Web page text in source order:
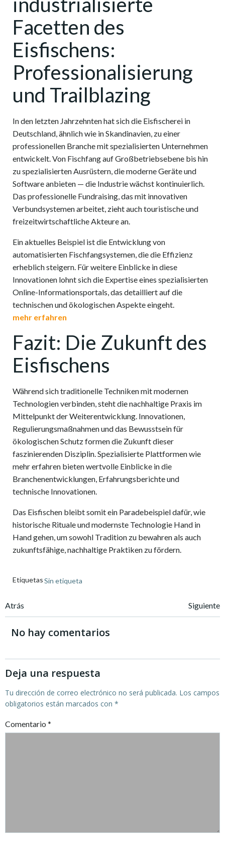
Facetten des
Eisfischens:
Professionalisierung
und Trailblazing
In den letzten Jahrzehnten hat sich die Eisfischerei in
Deutschland, ähnlich wie in Skandinavien, zu einer
professionellen Branche mit spezialisierten Unternehmen
entwickelt. Von Fischfang auf Großbetriebsebene bis hin
zu spezialisierten Ausrüstern, die moderne Geräte und
Software anbieten — die Industrie wächst kontinuierlich.
Das professionelle Fundraising, das mit innovativen
Verbundsystemen arbeitet, zieht auch touristische und
freizeitwirtschaftliche Akteure an.
Ein aktuelles Beispiel ist die Entwicklung von
automatisierten Fischfangsystemen, die die Effizienz
erheblich steigern. Für weitere Einblicke in diese
Innovationen lohnt sich die Expertise eines spezialisierten
Online-Informationsportals, das detailliert auf die
technischen und ökologischen Aspekte eingeht.
mehr erfahren
Fazit: Die Zukunft des
Eisfischens
Während sich traditionelle Techniken mit modernen
Technologien verbinden, steht die nachhaltige Praxis im
Mittelpunkt der Weiterentwicklung. Innovationen,
Regulierungsmaßnahmen und das Bewusstsein für
ökologischen Schutz formen die Zukunft dieser
faszinierenden Disziplin. Spezialisierte Plattformen wie
mehr erfahren bieten wertvolle Einblicke in die
Branchenentwicklungen, Erfahrungsberichte und
technische Innovationen.
Das Eisfischen bleibt somit ein Paradebeispiel dafür, wie
historische Rituale und modernste Technologie Hand in
Hand gehen, um sowohl Tradition zu bewahren als auch
zukunftsfähige, nachhaltige Praktiken zu fördern.
Etiquetas Sin etiqueta
Navegación
de
entradas
Atrás
Navegación
entradas
Siguiente
No hay comentarios
Deja una respuesta
Tu dirección de correo electrónico no será publicada. Los campos
obligatorios están marcados con *
Comentario *